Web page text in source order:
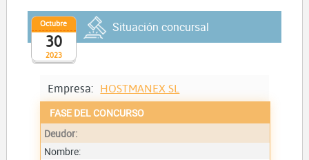
2023
Octubre
30
Situación concursal
Empresa: HOSTMANEX SL
FASE DEL CONCURSO
Deudor:
Nombre: